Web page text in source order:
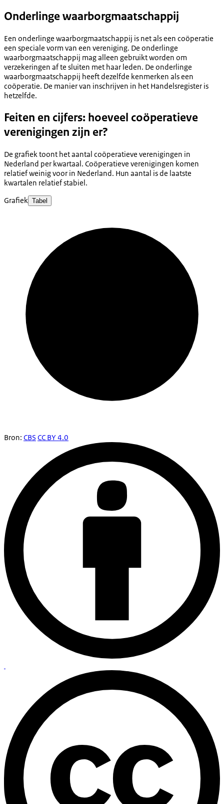
Onderlinge waarborgmaatschappij
Een onderlinge waarborgmaatschappij is net als een coöperatie
een speciale vorm van een vereniging. De onderlinge
waarborgmaatschappij mag alleen gebruikt worden om
verzekeringen af te sluiten met haar leden. De onderlinge
waarborgmaatschappij heeft dezelfde kenmerken als een
coöperatie. De manier van inschrijven in het Handelsregister is
hetzelfde.
Feiten en cijfers: hoeveel coöperatieve
verenigingen zijn er?
De grafiek toont het aantal coöperatieve verenigingen in
Nederland per kwartaal. Coöperatieve verenigingen komen
relatief weinig voor in Nederland. Hun aantal is de laatste
kwartalen relatief stabiel.
Grafiek Tabel
Bron: CBS CC BY 4.0